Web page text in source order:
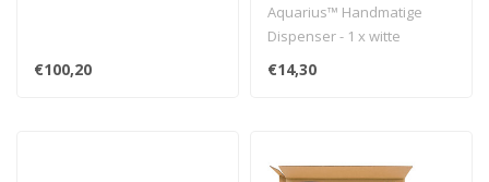
€100,20
Wit /1 Liter
Aquarius™ Handmatige
Dispenser - 1 x witte
Handreiniger Dispenser
voor wandbev..
€14,30